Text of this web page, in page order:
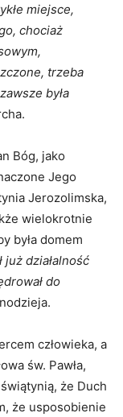
miejsce,
chociaż
trzeba
była
Bóg, jako
Jego
Jerozolimska,
wielokrotnie
była domem
działalność
do
człowieka, a
św. Pawła,
że Duch
że usposobienie